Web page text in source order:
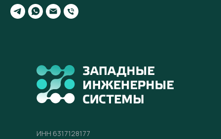
ИНН 6317128177